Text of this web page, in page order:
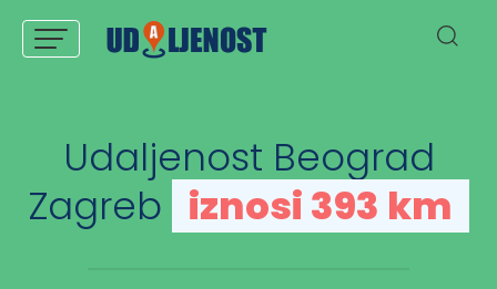
Udaljenost Beograd
Zagreb iznosi 393 km